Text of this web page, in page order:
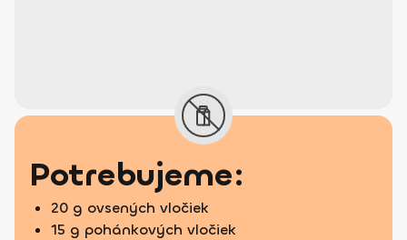
Potrebujeme:
20 g ovsených vločiek
15 g pohánkových vločiek